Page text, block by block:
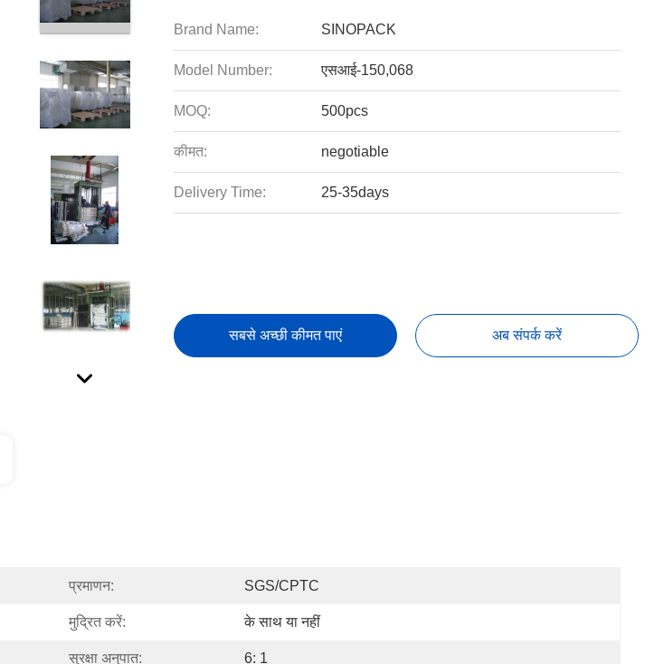
Brand Name: SINOPACK
Model Number: एसआई-150,068
MOQ: 500pcs
कीमत: negotiable
Delivery Time: 25-35days
सबसे अच्छी कीमत पाएं अब संपर्क करें
प्रमाणन: SGS/CPTC
मुद्रित करें: के साथ या नहीं
सुरक्षा अनुपात: 6: 1